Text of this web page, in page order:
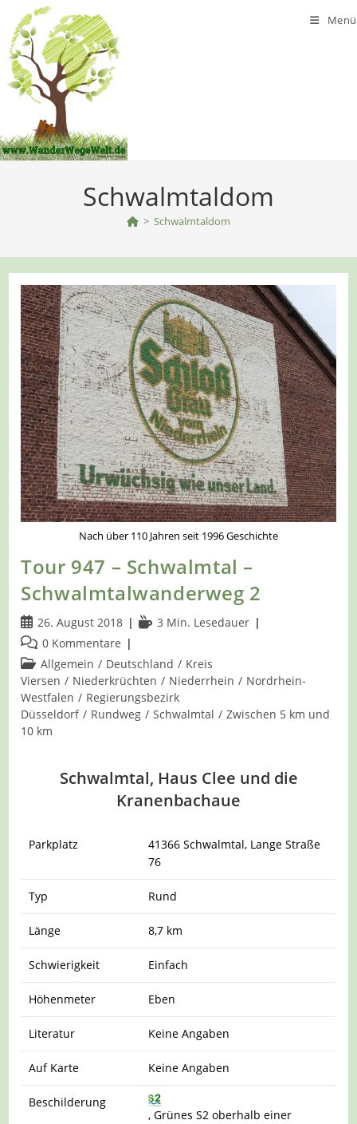
Inhalt
springen
Menü
Schwalmtaldom
> Schwalmtaldom
Nach über 110 Jahren seit 1996 Geschichte
Tour 947 – Schwalmtal –
Schwalmtalwanderweg 2
Beitrag
veröffentlicht:
26. August 2018 Lesedauer:
3 Min. Lesedauer
Beitrags-
Kommentare:
0 Kommentare
Beitrags-
Kategorie:
Allgemein / Deutschland / Kreis
Viersen / Niederkrüchten / Niederrhein / Nordrhein-
Westfalen / Regierungsbezirk
Düsseldorf / Rundweg / Schwalmtal / Zwischen 5 km und
10 km
Schwalmtal, Haus Clee und die
Kranenbachaue
Parkplatz
41366 Schwalmtal, Lange Straße
76
Typ Rund
Länge 8,7 km
Schwierigkeit Einfach
Höhenmeter Eben
Literatur Keine Angaben
Auf Karte Keine Angaben
Beschilderung
, Grünes S2 oberhalb einer